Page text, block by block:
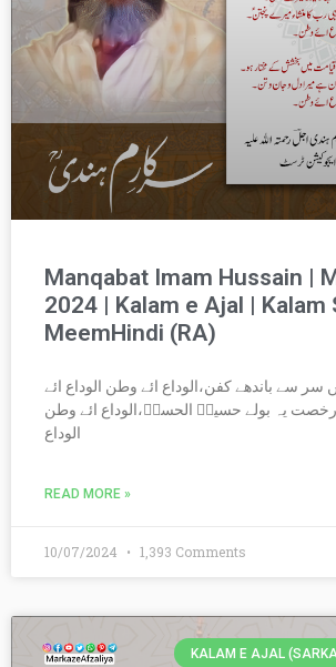
Manqabat Imam Hussain |
2024 | Kalam e Ajal | Kalam
MeemHindi (RA)
سر سے باندھے کفن،الوداع ائے وطن الوداع ائے
یہ بولے حسینؑ الحسنؑ،الوداع ائے وطن
الوداع
READ MORE »
10/07/2024 1,393 Comments
KALAM E AJAL